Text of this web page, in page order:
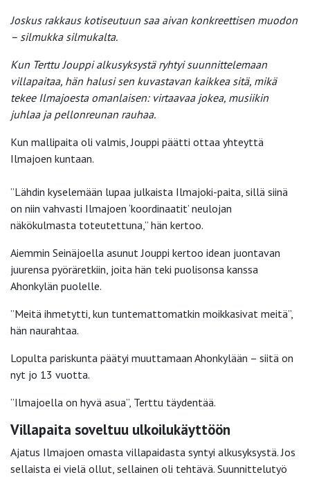
Joskus rakkaus kotiseutuun saa aivan konkreettisen muodon
– silmukka silmukalta.
Kun Terttu Jouppi alkusyksystä ryhtyi suunnittelemaan
villapaitaa, hän halusi sen kuvastavan kaikkea sitä, mikä
tekee Ilmajoesta omanlaisen: virtaavaa jokea, musiikin
juhlaa ja pellonreunan rauhaa.
Kun mallipaita oli valmis, Jouppi päätti ottaa yhteyttä
Ilmajoen kuntaan.
”Lähdin kyselemään lupaa julkaista Ilmajoki-paita, sillä siinä
on niin vahvasti Ilmajoen ‘koordinaatit’ neulojan
näkökulmasta toteutettuna,” hän kertoo.
Aiemmin Seinäjoella asunut Jouppi kertoo idean juontavan
juurensa pyöräretkiin, joita hän teki puolisonsa kanssa
Ahonkylän puolelle.
”Meitä ihmetytti, kun tuntemattomatkin moikkasivat meitä”,
hän naurahtaa.
Lopulta pariskunta päätyi muuttamaan Ahonkylään – siitä on
nyt jo 13 vuotta.
”Ilmajoella on hyvä asua”, Terttu täydentää.
Villapaita soveltuu ulkoilukäyttöön
Ajatus Ilmajoen omasta villapaidasta syntyi alkusyksystä. Jos
sellaista ei vielä ollut, sellainen oli tehtävä. Suunnittelutyö